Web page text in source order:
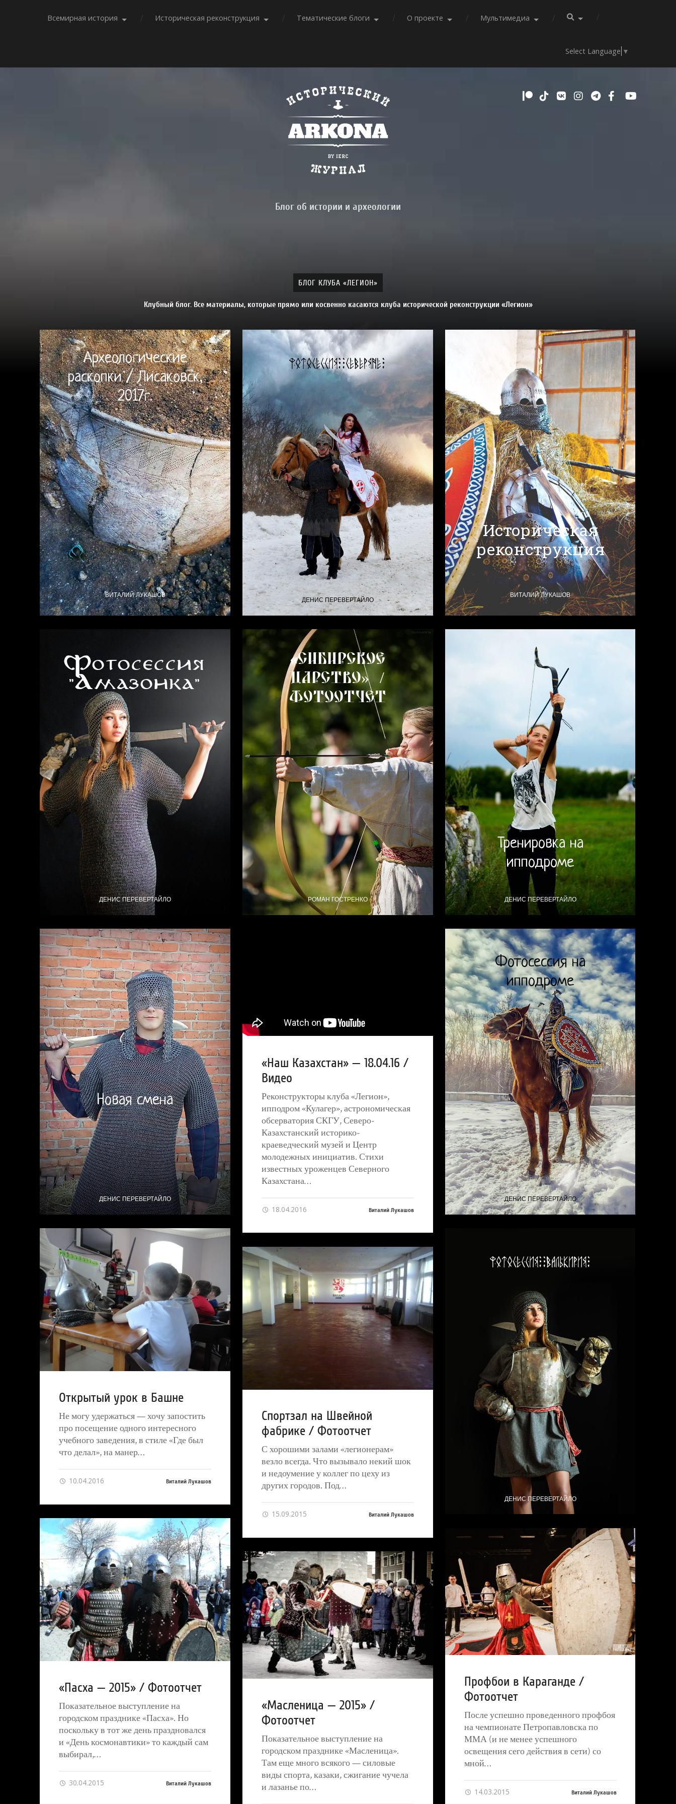
Всемирная история Историческая реконструкция Тематические блоги О проекте Мультимедиа
Select Language ▼
Блог об истории и археологии
БЛОГ КЛУБА «ЛЕГИОН»
Клубный блог. Все материалы, которые прямо или косвенно касаются клуба исторической реконструкции «Легион»
Археологические
раскопки / Лисаковск,
2017г.
ВИТАЛИЙ ЛУКАШОВ
Фотосессия "Северяне"
ДЕНИС ПЕРЕВЕРТАЙЛО
Историческая
реконструкция
ВИТАЛИЙ ЛУКАШОВ
Фотосессия
"Амазонка"
ДЕНИС ПЕРЕВЕРТАЙЛО
«Сибирское
Царство» /
Фотоотчет
РОМАН ГОСТРЕНКО
Тренировка на
ипподроме
ДЕНИС ПЕРЕВЕРТАЙЛО
Новая смена
ДЕНИС ПЕРЕВЕРТАЙЛО
«Наш Казахстан» — 18.04.16 /
Видео
Реконструкторы клуба «Легион»,
ипподром «Кулагер», астрономическая
обсерватория СКГУ, Северо-
Казахстанский историко-
краеведческий музей и Центр
молодежных инициатив. Стихи
известных уроженцев Северного
Казахстана…
18.04.2016 Виталий Лукашов
Фотосессия на
ипподроме
ДЕНИС ПЕРЕВЕРТАЙЛО
Открытый урок в Башне
Не могу удержаться — хочу запостить
про посещение одного интересного
учебного заведения, в стиле «Где был
что делал», на манер…
10.04.2016 Виталий Лукашов
Фотосессия "Валькирия"
ДЕНИС ПЕРЕВЕРТАЙЛО
Спортзал на Швейной
фабрике / Фотоотчет
С хорошими залами «легионерам»
везло всегда. Что вызывало некий шок
и недоумение у коллег по цеху из
других городов. Под…
15.09.2015 Виталий Лукашов
«Пасха — 2015» / Фотоотчет
Показательное выступление на
городском празднике «Пасха». Но
поскольку в тот же день праздновался
и «День космонавтики» то каждый сам
выбирал,…
30.04.2015 Виталий Лукашов
Профбои в Караганде /
Фотоотчет
После успешно проведенного профбоя
на чемпионате Петропавловска по
ММА (и не менее успешного
освещения сего действия в сети) со
мной…
14.03.2015 Виталий Лукашов
«Масленица — 2015» /
Фотоотчет
Показательное выступление на
городском празднике «Масленица».
Там еще много всякого — силовые
виды спорта, казаки, сжигание чучела
и лазанье по…